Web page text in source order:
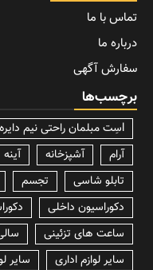
تماس با ما
درباره ما
سفارش آگهی
برچسب‌ها
lسِت مبلمان راحتی نیم دایره در اتاق نشیمن و پذیرایی
آرام
آشپزخانه آینه
تابلو شاسی
تجسم
دکوراسیون داخلی
ساعت های تزئینی
سایر لوازم اداری
سایر